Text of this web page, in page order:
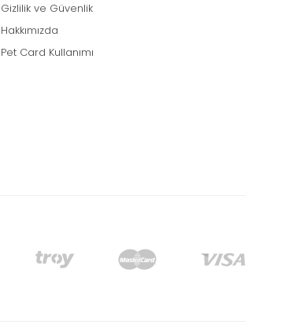
Gizlilik ve Güvenlik
Hakkımızda
Pet Card Kullanımı